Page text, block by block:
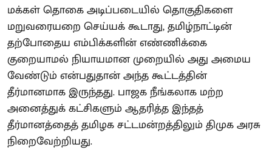
மக்கள் தொகை அடிப்படையில் தொகுதிகளை
மறுவரையறை செய்யக் கூடாது, தமிழ்நாட்டின்
தற்போதைய எம்பிக்களின் எண்ணிக்கை
குறையாமல் நியாயமான முறையில் அது அமைய
வேண்டும் என்பதுதான் அந்த கூட்டத்தின்
தீர்மானமாக இருந்தது. பாஜக நீங்கலாக மற்ற
அனைத்துக் கட்சிகளும் ஆதரித்த இந்தத்
தீர்மானத்தைத் தமிழக சட்டமன்றத்திலும் திமுக அரசு
நிறைவேற்றியது.